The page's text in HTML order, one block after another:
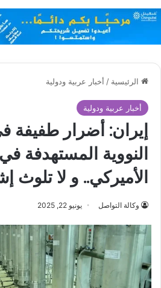
الرئيسية / أخبار عربية ودولية
أخبار عربية ودولية
إيران: أضرار طفيفة
النووية المستهدفة
الأميركي.. و لا تلوث
وكالة التواصل يونيو 22, 2025